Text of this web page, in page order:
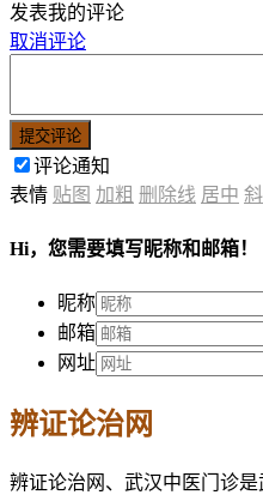
发表我的评论
取消评论
提交评论
评论通知
表情 贴图 加粗 删除线 居中
Hi，您需要填写昵称和邮箱！
昵称
邮箱
网址
辨证论治网
辨证论治网、武汉中医门诊